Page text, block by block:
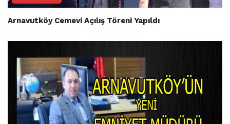
Arnavutköy Cemevi Açılış Töreni Yapıldı